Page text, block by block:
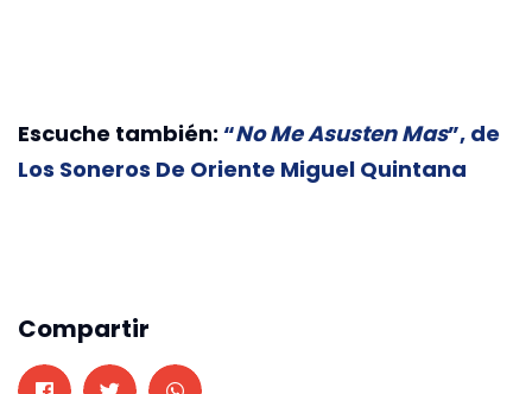
Escuche también: “No Me Asusten Mas”, de
Los Soneros De Oriente Miguel Quintana
Compartir